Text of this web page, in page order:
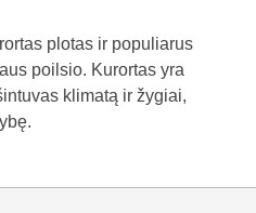
plotas ir populiarus
poilsio. Kurortas yra
klimatą ir žygiai,